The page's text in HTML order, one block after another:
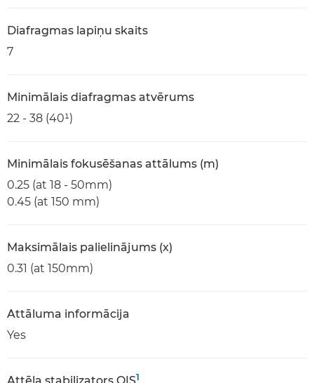
Diafragmas lapiņu skaits
7
Minimālais diafragmas atvērums
22 - 38 (40¹)
Minimālais fokusēšanas attālums (m)
0.25 (at 18 - 50mm)
0.45 (at 150 mm)
Maksimālais palielinājums (x)
0.31 (at 150mm)
Attāluma informācija
Yes
1